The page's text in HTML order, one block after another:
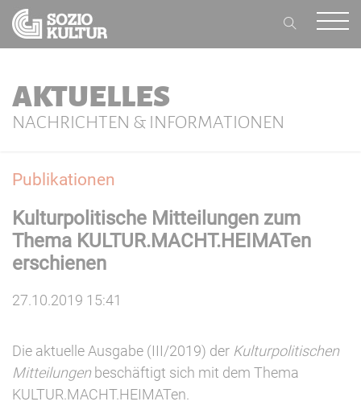
AKTUELLES
NACHRICHTEN & INFORMATIONEN
Publikationen
Kulturpolitische Mitteilungen zum
Thema KULTUR.MACHT.HEIMATen
erschienen
27.10.2019 15:41
Die aktuelle Ausgabe (III/2019) der Kulturpolitischen
Mitteilungenbeschäftigt sich mit dem Thema
KULTUR.MACHT.HEIMATen.